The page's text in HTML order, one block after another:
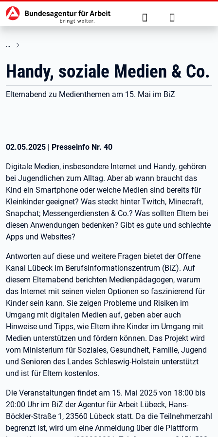
zu den Hauptinhalten springen
Hauptnavigation Suche Anmelden
Handy, soziale Medien & Co.
Elternabend zu Medienthemen am 15. Mai im BiZ
02.05.2025 | Presseinfo Nr. 40
Digitale Medien, insbesondere Internet und Handy, gehören
bei Jugendlichen zum Alltag. Aber ab wann braucht das
Kind ein Smartphone oder welche Medien sind bereits für
Kleinkinder geeignet? Was steckt hinter Twitch, Minecraft,
Snapchat; Messengerdiensten & Co.? Was sollten Eltern bei
diesen Anwendungen bedenken? Gibt es gute und schlechte
Apps und Websites?
Antworten auf diese und weitere Fragen bietet der Offene
Kanal Lübeck im Berufsinformationszentrum (BiZ). Auf
diesem Elternabend berichten Medienpädagogen, warum
das Internet mit seinen vielen Optionen so faszinierend für
Kinder sein kann. Sie zeigen Probleme und Risiken im
Umgang mit digitalen Medien auf, geben aber auch
Hinweise und Tipps, wie Eltern ihre Kinder im Umgang mit
Medien unterstützen und fördern können. Das Projekt wird
vom Ministerium für Soziales, Gesundheit, Familie, Jugend
und Senioren des Landes Schleswig-Holstein unterstützt
und ist für Eltern kostenlos.
Die Veranstaltungen findet am 15. Mai 2025 von 18:00 bis
20:00 Uhr im BiZ der Agentur für Arbeit Lübeck, Hans-
Böckler-Straße 1, 23560 Lübeck statt. Da die Teilnehmerzahl
begrenzt ist, wird um eine Anmeldung über die Plattform